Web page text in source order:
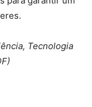
Tecnologia